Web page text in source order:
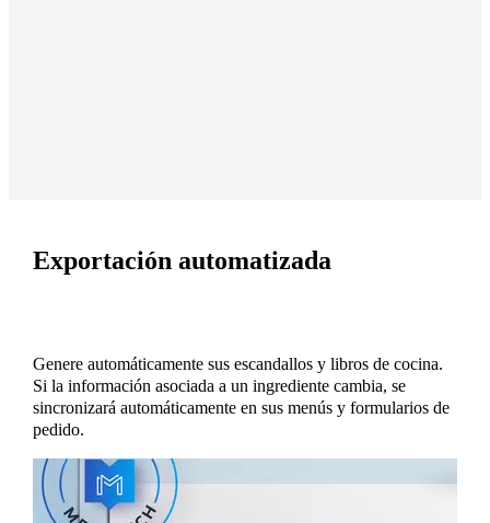
Exportación automatizada
Genere automáticamente sus escandallos y libros de cocina.
Si la información asociada a un ingrediente cambia, se
sincronizará automáticamente en sus menús y formularios de
pedido.